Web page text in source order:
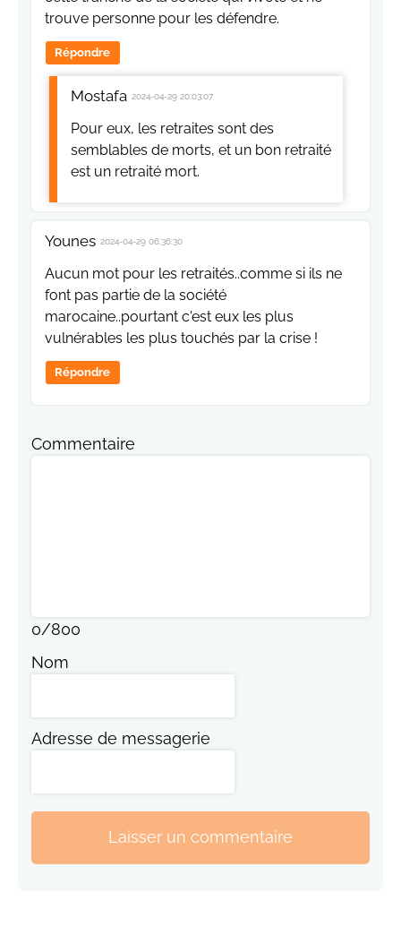
trouve personne pour les défendre.
Répondre
Mostafa 2024-04-29 20:03:07
Pour eux, les retraites sont des
semblables de morts, et un bon retraité
est un retraité mort.
Younes 2024-04-29 06:36:30
Aucun mot pour les retraités..comme si ils ne
font pas partie de la société
marocaine..pourtant c'est eux les plus
vulnérables les plus touchés par la crise !
Répondre
Commentaire
0/800
Nom
Adresse de messagerie
Laisser un commentaire